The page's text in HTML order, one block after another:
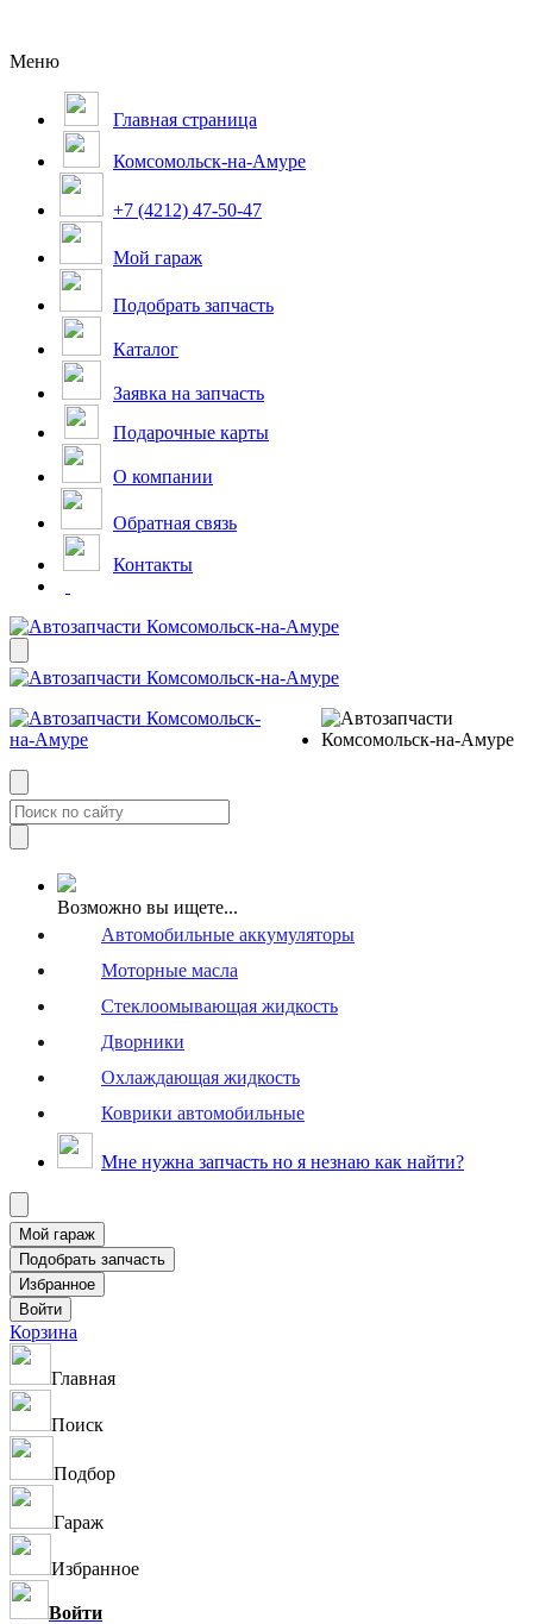
Меню
Главная страница
Комсомольск-на-Амуре
+7 (4212) 47-50-47
Мой гараж
Подобрать запчасть
Каталог
Заявка на запчасть
Подарочные карты
О компании
Обратная связь
Контакты
Возможно вы ищете...
Автомобильные аккумуляторы
Моторные масла
Стеклоомывающая жидкость
Дворники
Охлаждающая жидкость
Коврики автомобильные
Мне нужна запчасть но я незнаю как найти?
Корзина
Главная
Поиск
Подбор
Гараж
Избранное
Войти